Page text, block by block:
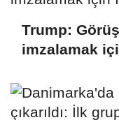
Trump:
imzalamak